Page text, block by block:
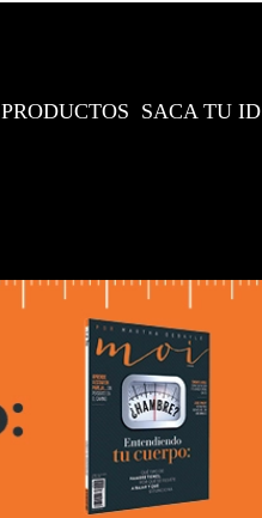
PRODUCTOS SACA TU ID